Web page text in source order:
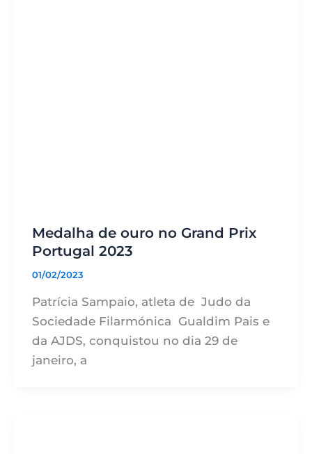
Medalha de ouro no Grand Prix
Portugal 2023
01/02/2023
Patrícia Sampaio, atleta de Judo da
Sociedade Filarmónica Gualdim Pais e
da AJDS, conquistou no dia 29 de
janeiro, a